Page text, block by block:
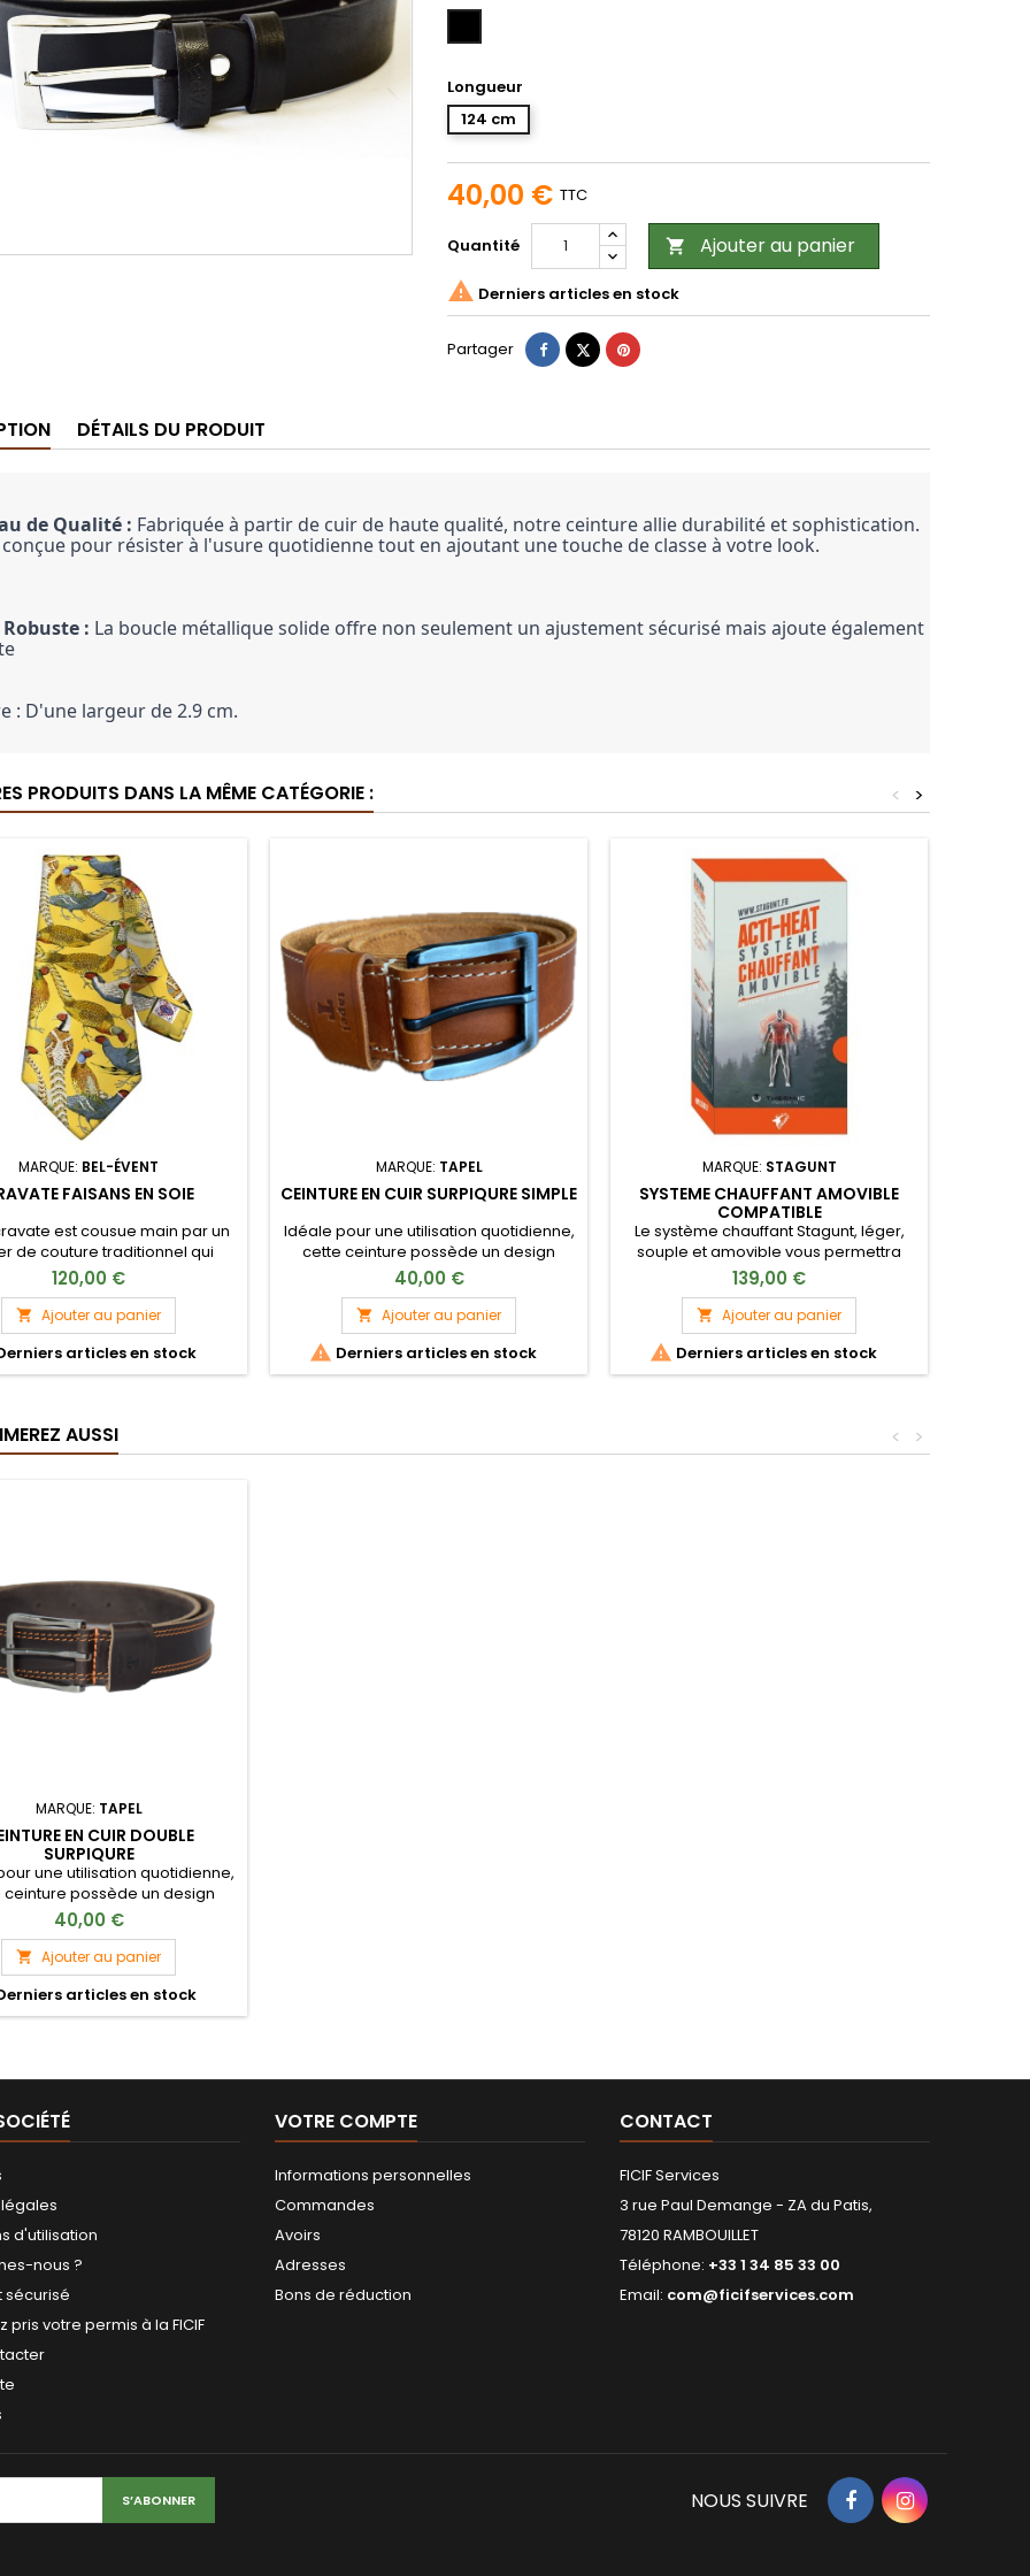
Longueur
124 cm
40,00 € TTC
Quantité  Ajouter au panier
 Derniers articles en stock
Partager PartagerTweetPinterest
DÉTAILS DU PRODUIT
de Qualité : Fabriquée à partir de cuir de haute qualité, notre ceinture allie durabilité et sophistication.
conçue pour résister à l'usure quotidienne tout en ajoutant une touche de classe à votre look.
: La boucle métallique solide offre non seulement un ajustement sécurisé mais ajoute également
: D'une largeur de 2.9 cm.
PRODUITS DANS LA MÊME CATÉGORIE : >
<
MARQUE: BEL-ÉVENT
FAISANS EN SOIE
est cousue main par un
de couture traditionnel qui
avec les plus grands noms
la mode française. Elle est
de satin tissé et teint en
France.
120,00 €
 Ajouter au panier
articles en stock
MARQUE: TAPEL
CEINTURE EN CUIR SURPIQURE SIMPLE
Idéale pour une utilisation quotidienne,
cette ceinture possède un design
sobre et viril. Pratique et facile à porter,
cette ceinture pourra être aisément
assortie à la plupart de vos tenues.
40,00 €
 Ajouter au panier
 Derniers articles en stock
MARQUE: STAGUNT
SYSTEME CHAUFFANT AMOVIBLE
COMPATIBLE
Le système chauffant Stagunt, léger,
souple et amovible vous permettra
d'affronter les conditions climatiques
dans un confort optimal.
139,00 €
 Ajouter au panier
 Derniers articles en stock
AUSSI >
<
MARQUE: TAPEL
EN CUIR DOUBLE
SURPIQURE
une utilisation quotidienne,
possède un design
viril. Pratique et facile à porter,
pourra être aisément
à la plupart de vos tenues.
40,00 €
 Ajouter au panier
articles en stock
d'utilisation
nous ?
sécurisé
pris votre permis à la FICIF
VOTRE COMPTE
Informations personnelles
Commandes
Avoirs
Adresses
Bons de réduction
CONTACT
FICIF Services
3 rue Paul Demange - ZA du Patis,
78120 RAMBOUILLET
Téléphone: +33 1 34 85 33 00
Email: com@ficifservices.com
FacebookInstagram
NOUS SUIVRE